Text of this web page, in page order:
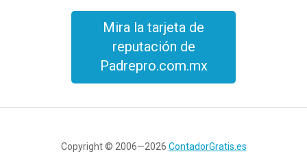
Mira la tarjeta de
reputación de
Padrepro.com.mx
Copyright © 2006—2026 ContadorGratis.es